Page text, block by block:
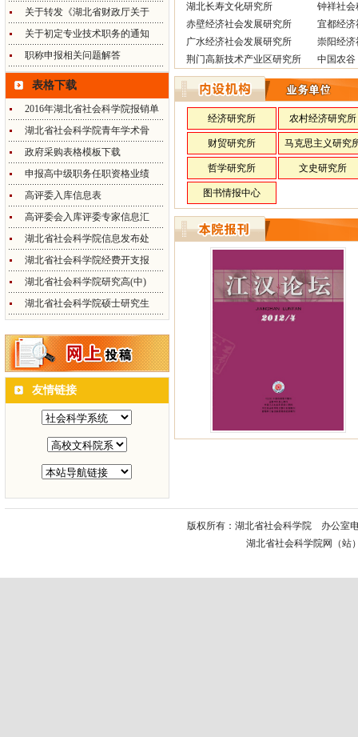
关于转发《湖北省财政厅关于
关于初定专业技术职务的通知
职称申报相关问题解答
表格下载
2016年湖北省社会科学院报销单
湖北省社会科学院青年学术骨
政府采购表格模板下载
申报高中级职务任职资格业绩
高评委入库信息表
高评委会入库评委专家信息汇
湖北省社会科学院信息发布处
湖北省社会科学院经费开支报
湖北省社会科学院研究高(中)
湖北省社会科学院硕士研究生
友情链接
湖北长寿文化研究所
钟祥社会
赤壁经济社会发展研究所
宜都经济
广水经济社会发展研究所
崇阳经济
荆门高新技术产业区研究所
中国农谷
经济研究所 农村经济研究所
财贸研究所 马克思主义研究
哲学研究所 文史研究所
图书情报中心
版权所有：湖北省社会科学院 办公室
湖北省社会科学院网（站